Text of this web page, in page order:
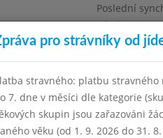
Poslední
Pátek
Omezení
škola Chodov, Praha 4,
Kontakty a informace
pro strávníky od
stravného: platbu stravného
7. dne v měsíci dle kategorie
skupin jsou zařazováni
věku (od 1. 9. 2026 do 31.